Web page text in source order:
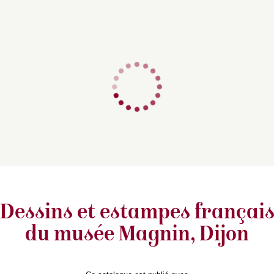
Dessins et estampes français
du musée Magnin, Dijon